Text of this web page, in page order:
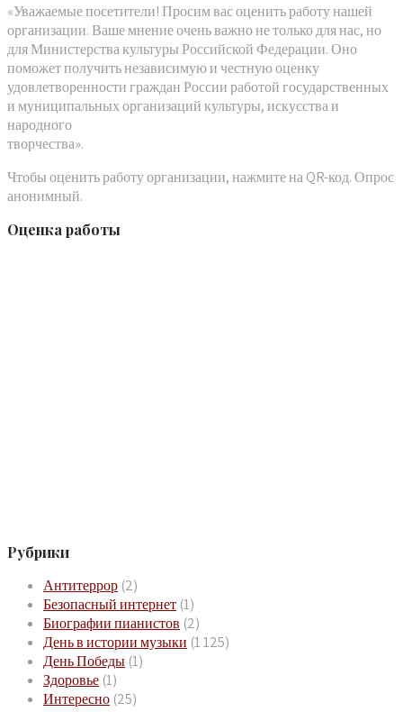
«Уважаемые посетители! Просим вас оценить работу нашей
организации. Ваше мнение очень важно не только для нас, но
для Министерства культуры Российской Федерации. Оно
поможет получить независимую и честную оценку
удовлетворенности граждан России работой государственных
и муниципальных организаций культуры, искусства и
народного
творчества».
Чтобы оценить работу организации, нажмите на QR-код. Опрос
анонимный.
Оценка работы
Рубрики
Антитеррор (2)
Безопасный интернет (1)
Биографии пианистов (2)
День в истории музыки (1 125)
День Победы (1)
Здоровье (1)
Интересно (25)